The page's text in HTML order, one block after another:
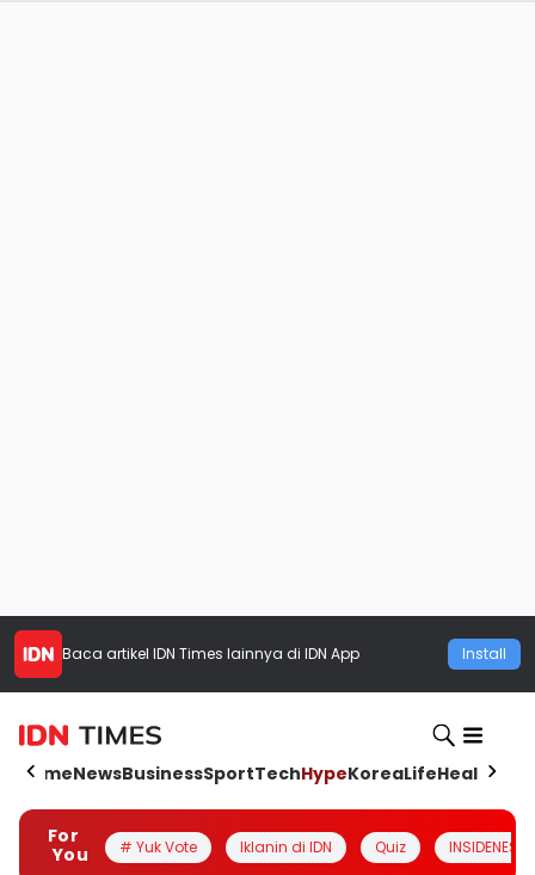
Baca artikel IDN Times lainnya di IDN App Install
HomeNewsBusinessSportTechHypeKoreaLifeHealth
For
You
# Yuk Vote Iklanin di IDN Quiz INSIDENESIA